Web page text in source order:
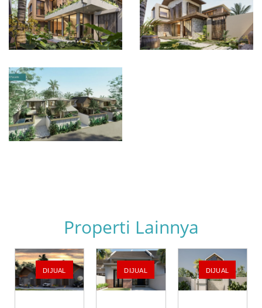
Properti Lainnya
DIJUAL DIJUAL DIJUAL